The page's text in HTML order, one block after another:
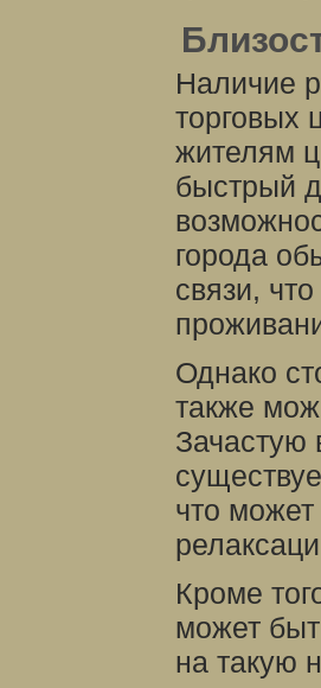
Наличие
торговых
жителям
быстрый
города
связи,
Однако
также
Зачастую
что
Кроме
может
на такую